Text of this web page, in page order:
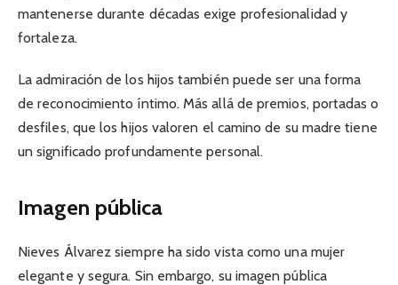
mantenerse durante décadas exige profesionalidad y
fortaleza.
La admiración de los hijos también puede ser una forma
de reconocimiento íntimo. Más allá de premios, portadas o
desfiles, que los hijos valoren el camino de su madre tiene
un significado profundamente personal.
Imagen pública
Nieves Álvarez siempre ha sido vista como una mujer
elegante y segura. Sin embargo, su imagen pública